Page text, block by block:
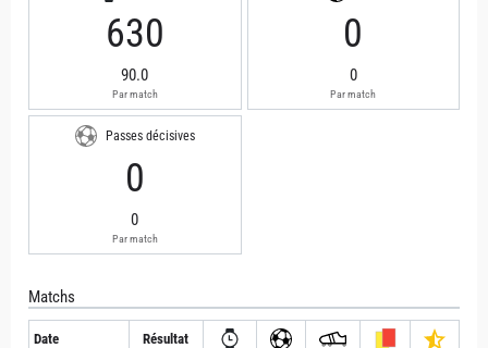
630
90.0
Par match
0
0
Par match
Passes décisives
0
0
Par match
Matchs
Date Résultat